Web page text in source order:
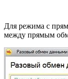
Для режима с
между прямым